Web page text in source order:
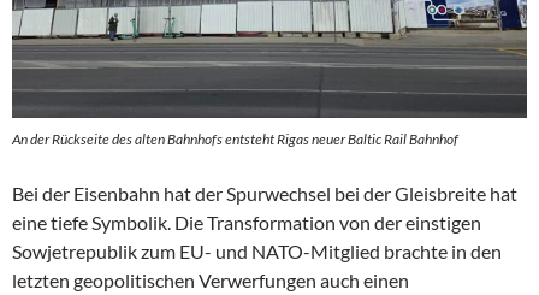
An der Rückseite des alten Bahnhofs entsteht Rigas neuer Baltic Rail Bahnhof
Bei der Eisenbahn hat der Spurwechsel bei der Gleisbreite hat
eine tiefe Symbolik. Die Transformation von der einstigen
Sowjetrepublik zum EU- und NATO-Mitglied brachte in den
letzten geopolitischen Verwerfungen auch einen